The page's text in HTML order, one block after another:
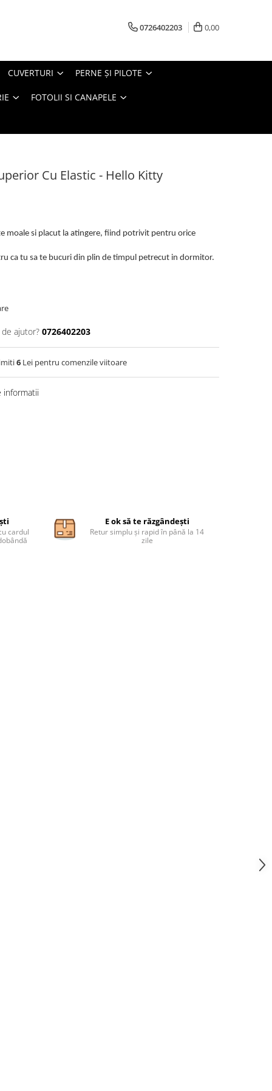
0726402203 0,00
CUVERTURI PERNE ŞI PILOTE
FOTOLII SI CANAPELE
Cu Elastic - Hello Kitty
moale si placut la atingere, fiind potrivit pentru orice
ca tu sa te bucuri din plin de timpul petrecut in dormitor.
ajutor? 0726402203
6 Lei pentru comenzile viitoare
informatii
cardul
E ok să te răzgândești
Retur simplu și rapid în până la 14
zile